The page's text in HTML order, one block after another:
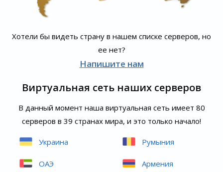
Хотели бы видеть страну в нашем списке серверов, но
ее нет?
Напишите нам
Виртуальная сеть наших серверов
В данный момент наша виртуальная сеть имеет 80
серверов в 39 странах мира, и это только начало!
Украина Румыния
ОАЭ Армения